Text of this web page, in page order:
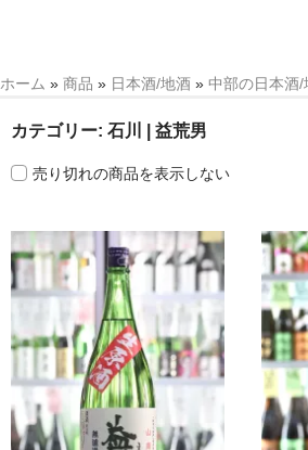
ワイン
和リキュール・梅酒
おつまみなど
ご利用案内
ホーム » 商品 » 日本酒/地酒 » 中部の日本酒/
カテゴリー: 石川 | 益荒男
売り切れの商品を表示しない